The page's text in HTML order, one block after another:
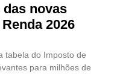
novas
2026
tabela do Imposto de
para milhões de